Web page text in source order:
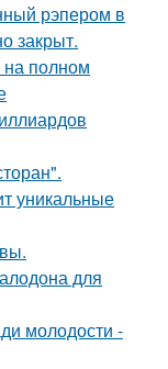
рэпером в
закрыт.
на полном
уникальные
для
молодости -